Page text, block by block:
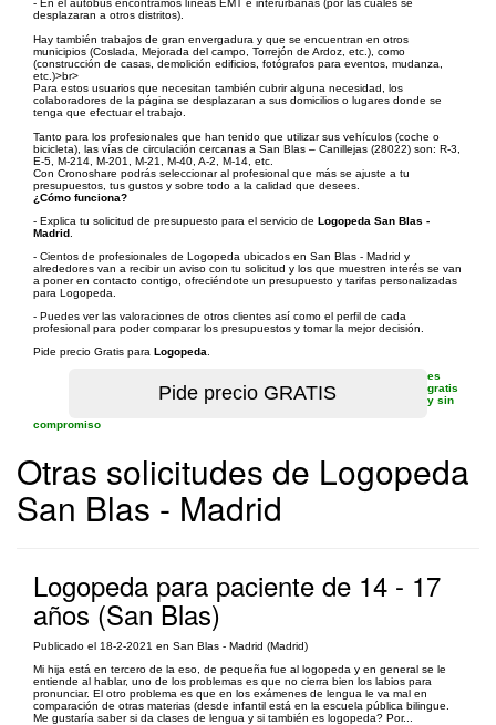
- En el autobús encontramos líneas EMT e interurbanas (por las cuales se
desplazaran a otros distritos).
Hay también trabajos de gran envergadura y que se encuentran en otros
municipios (Coslada, Mejorada del campo, Torrejón de Ardoz, etc.), como
(construcción de casas, demolición edificios, fotógrafos para eventos, mudanza,
etc.)>br>
Para estos usuarios que necesitan también cubrir alguna necesidad, los
colaboradores de la página se desplazaran a sus domicilios o lugares donde se
tenga que efectuar el trabajo.
Tanto para los profesionales que han tenido que utilizar sus vehículos (coche o
bicicleta), las vías de circulación cercanas a San Blas – Canillejas (28022) son: R-3,
E-5, M-214, M-201, M-21, M-40, A-2, M-14, etc.
Con Cronoshare podrás seleccionar al profesional que más se ajuste a tu
presupuestos, tus gustos y sobre todo a la calidad que desees.
¿Cómo funciona?
- Explica tu solicitud de presupuesto para el servicio de Logopeda San Blas -
Madrid
- Cientos de profesionales de Logopeda ubicados en San Blas - Madrid y
alrededores van a recibir un aviso con tu solicitud y los que muestren interés se van
a poner en contacto contigo, ofreciéndote un presupuesto y tarifas personalizadas
para Logopeda.
- Puedes ver las valoraciones de otros clientes así como el perfil de cada
profesional para poder comparar los presupuestos y tomar la mejor decisión.
Pide precio Gratis para Logopeda
es
gratis
y sin
compromiso
Otras solicitudes de Logopeda
San Blas - Madrid
Logopeda para paciente de 14 - 17
años (San Blas)
Publicado el 18-2-2021 en San Blas - Madrid (Madrid)
Mi hija está en tercero de la eso, de pequeña fue al logopeda y en general se le
entiende al hablar, uno de los problemas es que no cierra bien los labios para
pronunciar. El otro problema es que en los exámenes de lengua le va mal en
comparación de otras materias (desde infantil está en la escuela pública bilingue.
Me gustaría saber si da clases de lengua y si también es logopeda? Por...